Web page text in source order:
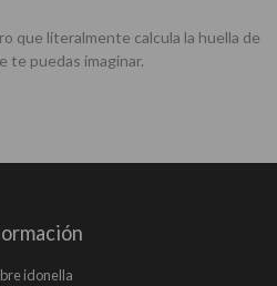
que literalmente calcula la huella de
te puedas imaginar.
idonella